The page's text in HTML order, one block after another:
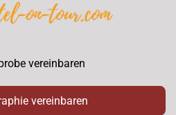
vereinbaren
vereinbaren